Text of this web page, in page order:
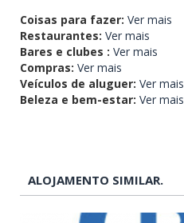
Coisas para fazer: Ver mais
Restaurantes: Ver mais
Bares e clubes : Ver mais
Compras: Ver mais
Veículos de aluguer: Ver mais
Beleza e bem-estar: Ver mais
ALOJAMENTO SIMILAR.